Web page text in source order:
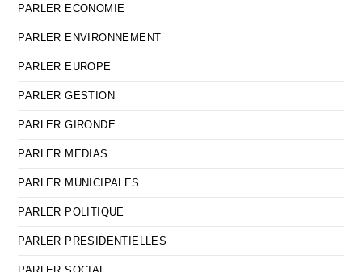
PARLER ECONOMIE
PARLER ENVIRONNEMENT
PARLER EUROPE
PARLER GESTION
PARLER GIRONDE
PARLER MEDIAS
PARLER MUNICIPALES
PARLER POLITIQUE
PARLER PRESIDENTIELLES